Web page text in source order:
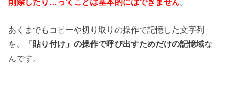
あくまでもコピーや切り取りの操作で記憶した文字列
を、
「貼り付け」の操作で呼び出すためだけの記憶域な
んです。